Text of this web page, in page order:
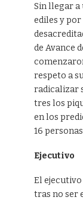
Sin llegar a
ediles y
de Avance
respeto a
radicalizar
tres los
en los
16
Ejecutivo
El
tras no ser